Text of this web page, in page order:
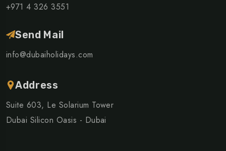
+971 4 326 3551
Send Mail
info@dubaiholidays.com
Address
Suite 603, Le Solarium Tower
Dubai Silicon Oasis - Dubai